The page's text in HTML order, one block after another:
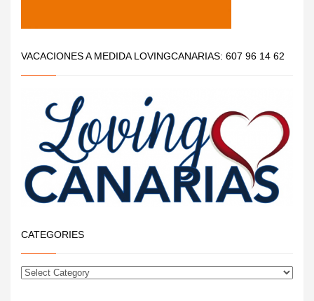
VACACIONES A MEDIDA LOVINGCANARIAS: 607 96 14 62
CATEGORIES